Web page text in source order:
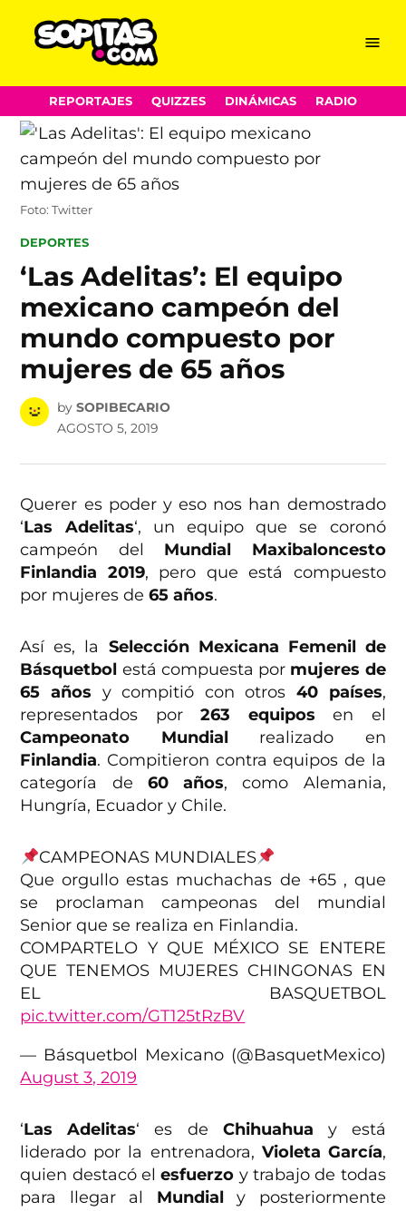
Skip
to
content
Menu
REPORTAJES QUIZZES DINÁMICAS RADIO
Foto: Twitter
POSTED
DEPORTES
‘Las Adelitas’: El equipo
mexicano campeón del
mundo compuesto por
mujeres de 65 años
by SOPIBECARIO
AGOSTO 5, 2019
Querer es poder y eso nos han demostrado
‘Las Adelitas‘, un equipo que se coronó
campeón del Mundial
Maxibaloncesto
Finlandia 2019, pero que está compuesto
por mujeres de65 años.
Así es, la Selección Mexicana Femenil de
Básquetbol está compuesta por mujeres de
65 años y compitió con otros40 países,
representados por263 equipos en el
Campeonato Mundial realizado en
Finlandia. Compitieron contra equipos de la
categoría de 60 años, como Alemania,
Hungría, Ecuador y Chile.
CAMPEONAS MUNDIALES
Que orgullo estas muchachas de +65 , que
se proclaman campeonas del mundial
Senior que se realiza en Finlandia.
COMPARTELO Y QUE MÉXICO SE ENTERE
QUE TENEMOS MUJERES CHINGONAS EN
EL BASQUETBOL
pic.twitter.com/GT125tRzBV
— Básquetbol Mexicano (@BasquetMexico)
August 3, 2019
‘Las Adelitas‘ es de Chihuahua y está
liderado por la entrenadora, Violeta García,
quien destacó elesfuerzo y trabajo de todas
para llegar al Mundial y posteriormente